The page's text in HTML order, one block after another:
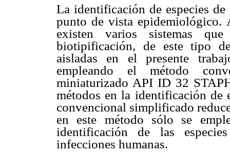
La identificación de especies
punto de vista epidemiológico.
existen varios sistemas
biotipificación, de este tipo
aisladas en el presente
empleando el método
miniaturizado API ID 32
métodos en la identificación de
convencional simplificado
en este método sólo se
identificación de las
infecciones humanas.